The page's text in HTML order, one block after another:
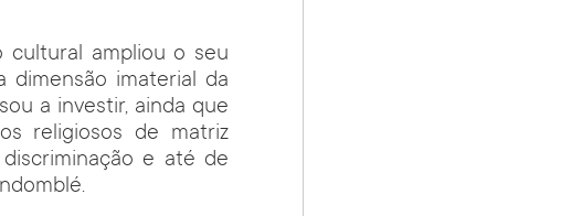
cultural ampliou o seu
dimensão imaterial da
a investir, ainda que
religiosos de matriz
e até de